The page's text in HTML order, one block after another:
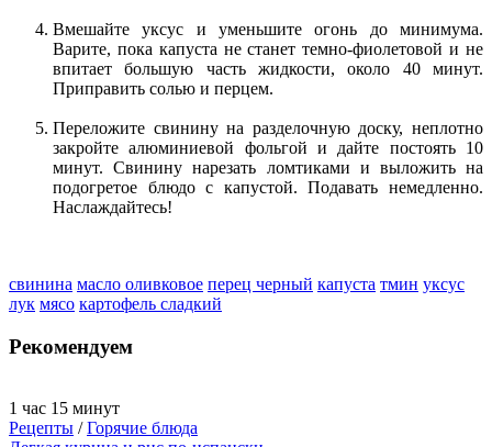
Вмешайте уксус и уменьшите огонь до минимума.
Варите, пока капуста не станет темно-фиолетовой и не
впитает большую часть жидкости, около 40 минут.
Приправить солью и перцем.
Переложите свинину на разделочную доску, неплотно
закройте алюминиевой фольгой и дайте постоять 10
минут. Свинину нарезать ломтиками и выложить на
подогретое блюдо с капустой. Подавать немедленно.
Наслаждайтесь!
свинина масло оливковое перец черный капуста тмин уксус
лук мясо картофель сладкий
Рекомендуем
1 час 15 минут
Рецепты /Горячие блюда